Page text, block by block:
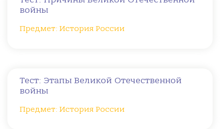
войны
Предмет: История России
Тест: Этапы Великой Отечественной
войны
Предмет: История России